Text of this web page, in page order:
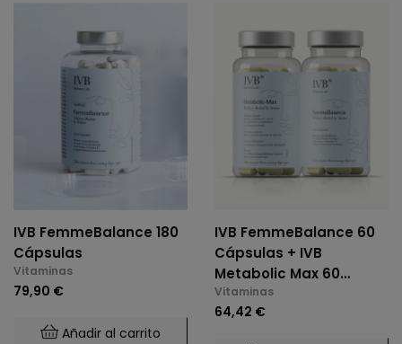
IVB FemmeBalance 180
Cápsulas
Vitaminas
79,90 €
Añadir al carrito
IVB FemmeBalance 60
Cápsulas + IVB
Metabolic Max 60
Cápsulas Pack
Vitaminas
64,42 €